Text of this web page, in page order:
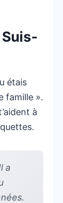
étais
famille ».
à
a